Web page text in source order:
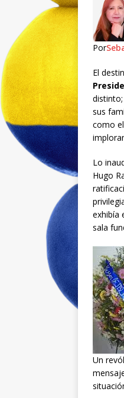
Por
El
sus
como
Lo
Hugo
exhibía
sala
Un